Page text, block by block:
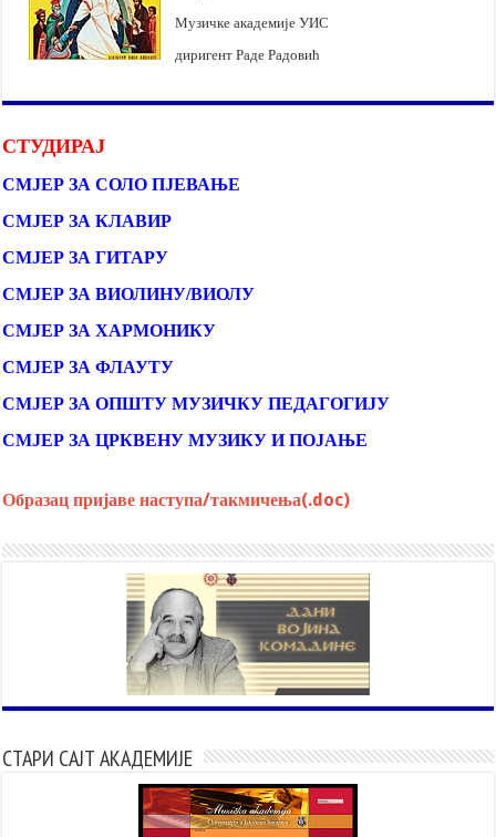
Музичке академије УИС
диригент Раде Радовић
СТУДИРАЈ
СМЈЕР ЗА СОЛО ПЈЕВАЊЕ
СМЈЕР ЗА КЛАВИР
СМЈЕР ЗА ГИТАРУ
СМЈЕР ЗА ВИОЛИНУ/ВИОЛУ
СМЈЕР ЗА ХАРМОНИКУ
СМЈЕР ЗА ФЛАУТУ
СМЈЕР ЗА ОПШТУ МУЗИЧКУ ПЕДАГОГИЈУ
СМЈЕР ЗА ЦРКВЕНУ МУЗИКУ И ПОЈАЊЕ
Образац пријаве наступа/такмичења(.doc)
СТАРИ САЈТ АКАДЕМИЈЕ